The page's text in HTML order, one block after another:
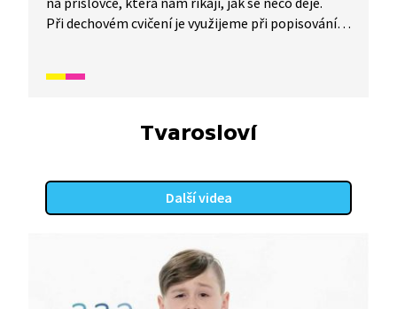
Při dechovém cvičení je využijeme při popisování
z výkonu. A na závěr popíšeme obrázek podle
Tvarosloví
Další videa